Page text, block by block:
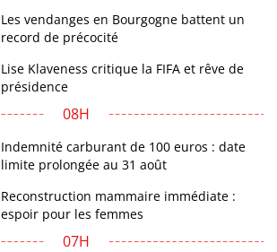
Les vendanges en Bourgogne battent un
record de précocité
Lise Klaveness critique la FIFA et rêve de
présidence
08H
Indemnité carburant de 100 euros : date
limite prolongée au 31 août
Reconstruction mammaire immédiate :
espoir pour les femmes
07H